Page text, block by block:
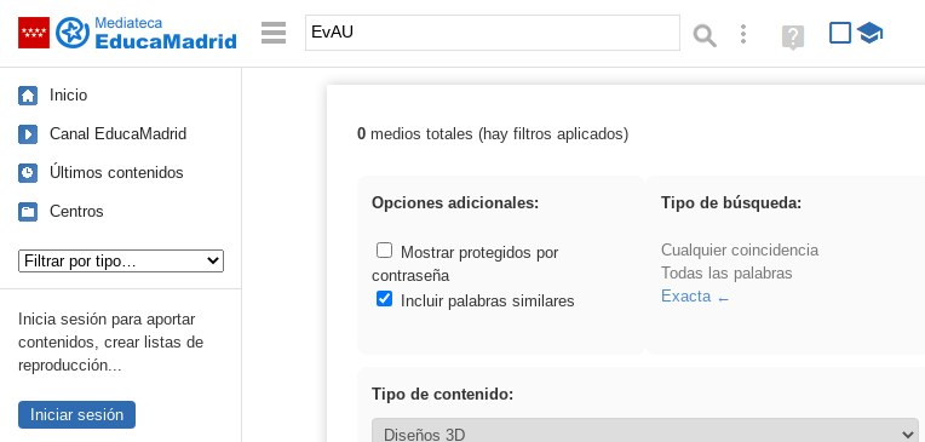
Saltar navegación Palabra o frase: Búsqueda avanzada
Ayuda
(en
Inicio
Canal EducaMadrid
Últimos contenidos
Centros
Inicia sesión para aportar
contenidos, crear listas de
reproducción...
Iniciar sesión
Resultados de: EvAU
0medios totales (hay filtros aplicados)
Opciones adicionales:
Mostrar protegidos por
contraseña
Incluir palabras similares
Tipo de búsqueda:
Cualquier coincidencia
Todas las palabras
Exacta
Tipo de contenido: